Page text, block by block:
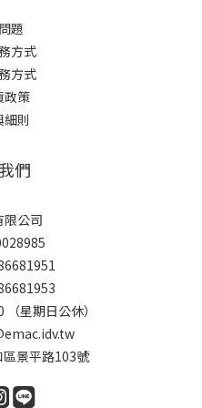
題
方式
方式
政策
細則
們
限公司
星期日公休）
景平路103號